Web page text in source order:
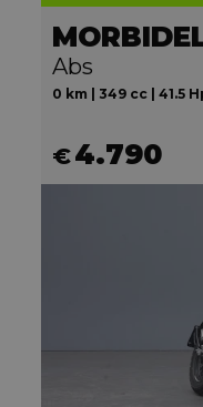
Abs
0 km | 349 cc | 41.5
€4.790